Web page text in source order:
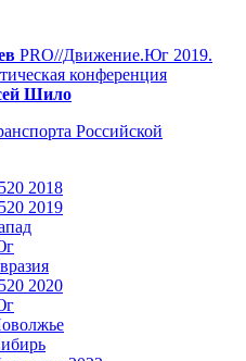
PRO//Движение.Юг 2019.
конференция
Шило
Российской
2018
2019
2020